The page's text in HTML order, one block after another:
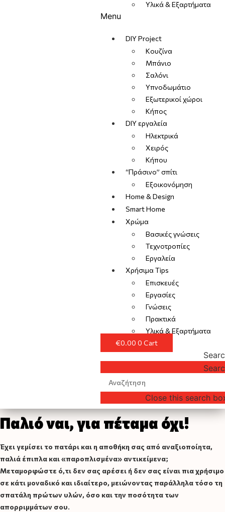
Υλικά & Εξαρτήματα
Menu
DIY Project
Κουζίνα
Μπάνιο
Σαλόνι
Υπνοδωμάτιο
Εξωτερικοί χώροι
Κήπος
DIY εργαλεία
Ηλεκτρικά
Χειρός
Κήπου
“Πράσινο” σπίτι
Εξοικονόμηση
Home & Design
Smart Home
Χρώμα
Βασικές γνώσεις
Τεχνοτροπίες
Εργαλεία
Χρήσιμα Tips
Επισκευές
Εργασίες
Γνώσεις
Πρακτικά
Υλικά & Εξαρτήματα
€0.00 0 Cart
Close this search
Παλιό ναι, για πέταμα όχι!
Έχει γεμίσει το πατάρι και η αποθήκη σας από αναξιοποίητα,
παλιά έπιπλα και «παροπλισμένα» αντικείμενα;
Μεταμορφώστε ό,τι δεν σας αρέσει ή δεν σας είναι πια χρήσιμο
σε κάτι μοναδικό και ιδιαίτερο, μειώνοντας παράλληλα τόσο τη
σπατάλη πρώτων υλών, όσο και την ποσότητα των
απορριμμάτων σου.